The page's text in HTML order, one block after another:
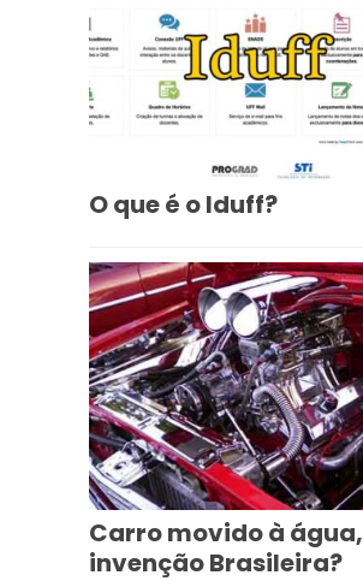
O que é o Iduff?
Carro movido à água,
invenção Brasileira?